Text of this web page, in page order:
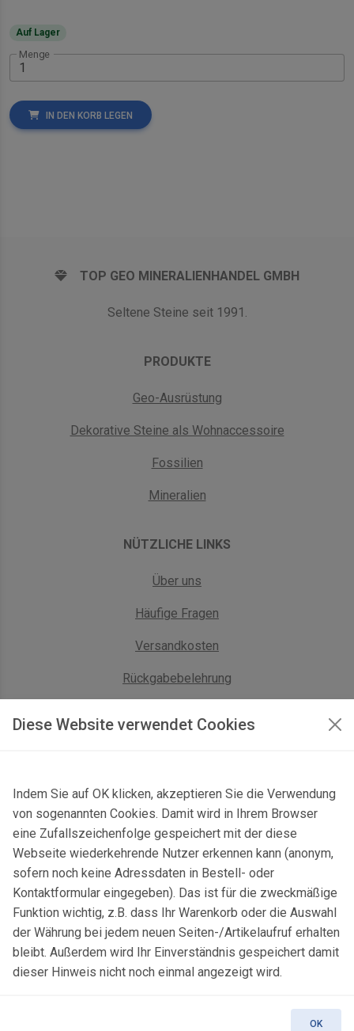
Diese Website verwendet Cookies
Indem Sie auf OK klicken, akzeptieren Sie die Verwendung
von sogenannten Cookies. Damit wird in Ihrem Browser
eine Zufallszeichenfolge gespeichert mit der diese
Webseite wiederkehrende Nutzer erkennen kann (anonym,
sofern noch keine Adressdaten in Bestell- oder
Kontaktformular eingegeben). Das ist für die zweckmäßige
Funktion wichtig, z.B. dass Ihr Warenkorb oder die Auswahl
der Währung bei jedem neuen Seiten-/Artikelaufruf erhalten
bleibt. Außerdem wird Ihr Einverständnis gespeichert damit
dieser Hinweis nicht noch einmal angezeigt wird.
OK
Auf Lager
Menge
IN DEN KORB LEGEN
TOP GEO MINERALIENHANDEL GMBH
Seltene Steine seit 1991.
PRODUKTE
Geo-Ausrüstung
Dekorative Steine als Wohnaccessoire
Fossilien
Mineralien
NÜTZLICHE LINKS
Über uns
Häufige Fragen
Versandkosten
Rückgabebelehrung
Kontaktformular & Anfahrt
Gersbach 10, 74589 Satteldorf, Deutschland
mail@topgeo.com
+49 7950 1345
topgeo.com